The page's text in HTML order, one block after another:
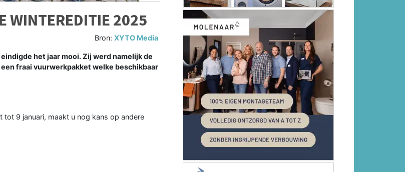
WINTEREDITIE 2025
Bron:XYTO Media
het jaar mooi. Zij werd namelijk de
fraai vuurwerkpakket welke beschikbaar
9 januari, maakt u nog kans op andere